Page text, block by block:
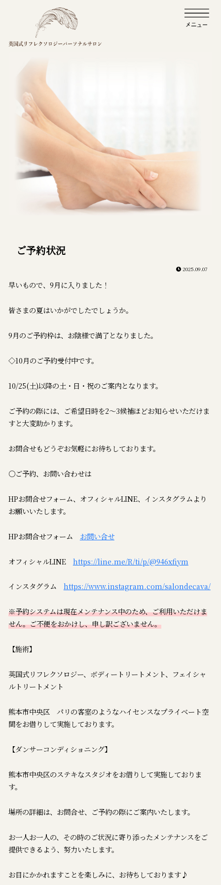
ご予約状況
2025.09.07
早いもので、9月に入りました！
皆さまの夏はいかがでしたでしょうか。
9月のご予約枠は、お陰様で満了となりました。
◇10月のご予約受付中です。
10/25(土)以降の土・日・祝のご案内となります。
ご予約の際には、ご希望日時を2～3候補ほどお知らせいただけま
すと大変助かります。
お問合せもどうぞお気軽にお待ちしております。
〇ご予約、お問い合わせは
HPお問合せフォーム、オフィシャルLINE、インスタグラムより
お願いいたします。
HPお問合せフォーム お問い合せ
オフィシャルLINE https://line.me/R/ti/p/@946xfiym
インスタグラム https://www.instagram.com/salondecava/
※予約システムは現在メンテナンス中のため、ご利用いただけま
せん。ご不便をおかけし、申し訳ございません。
【施術】
英国式リフレクソロジー、ボディートリートメント、フェイシャ
ルトリートメント
熊本市中央区 パリの客室のようなハイセンスなプライベート空
間をお借りして実施しております。
【ダンサーコンディショニング】
熊本市中央区のステキなスタジオをお借りして実施しておりま
す。
場所の詳細は、お問合せ、ご予約の際にご案内いたします。
お一人お一人の、その時のご状況に寄り添ったメンテナンスをご
提供できるよう、努力いたします。
お目にかかれますことを楽しみに、お待ちしております♪